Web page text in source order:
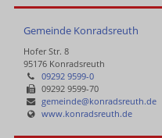
Gemeinde Konradsreuth
Hofer Str. 8
95176 Konradsreuth
09292 9599-0
09292 9599-70
gemeinde@konradsreuth.de
www.konradsreuth.de